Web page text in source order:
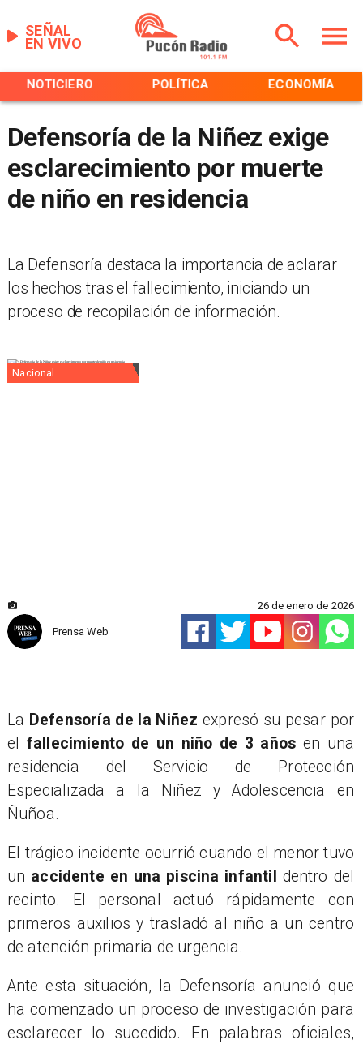
EN VIVO
SEÑAL
NOTICIERO POLÍTICA ECONOMÍA
Defensoría de la Niñez exige
esclarecimiento por muerte
de niño en residencia
La Defensoría destaca la importancia de aclarar
los hechos tras el fallecimiento, iniciando un
proceso de recopilación de información.
Nacional
Prensa Web
26 de enero de 2026
La Defensoría de la Niñez expresó su pesar por
el
fallecimiento de un niño de 3 años en una
residencia del Servicio de Protección
Especializada a la Niñez y Adolescencia en
Ñuñoa.
El trágico incidente ocurrió cuando el menor tuvo
un accidente en una piscina infantil
dentro del
recinto. El personal actuó rápidamente con
primeros auxilios y trasladó al niño a un centro
de atención primaria de urgencia.
Ante esta situación, la Defensoría anunció que
ha comenzado un proceso de investigación para
esclarecer lo sucedido. En palabras oficiales,